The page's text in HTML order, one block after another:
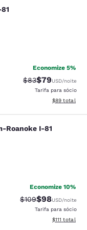
Muito bom. 1544
Economize 5%
Tarifa anterior
$83Tarifa com
$79USD/noite
Tarifa para sócio
Exibir
$89 total
I-81
Roanoke I-81
Muito bom. 2534
Economize 10%
Tarifa anterior
$109Tarifa com
$98USD/noite
Tarifa para sócio
Exibir
$111 total